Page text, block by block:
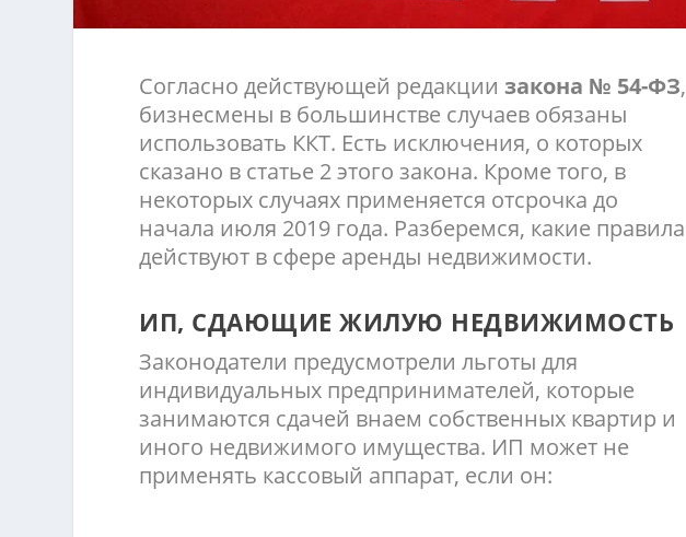
Согласно действующей редакции закона № 54-ФЗ,
бизнесмены в большинстве случаев обязаны
использовать ККТ. Есть исключения, о которых
сказано в статье 2 этого закона. Кроме того, в
некоторых случаях применяется отсрочка до
начала июля 2019 года. Разберемся, какие правила
действуют в сфере аренды недвижимости.
ИП, СДАЮЩИЕ ЖИЛУЮ НЕДВИЖИМОСТЬ
Законодатели предусмотрели льготы для
индивидуальных предпринимателей, которые
занимаются сдачей внаем собственных квартир и
иного недвижимого имущества. ИП может не
применять кассовый аппарат, если он: